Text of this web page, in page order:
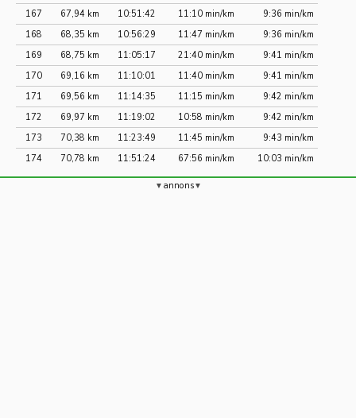
167
67,94 km 10:51:42 11:10 min/km
9:36 min/km
168
68,35 km 10:56:29 11:47 min/km
9:36 min/km
169
68,75 km 11:05:17 21:40 min/km
9:41 min/km
170
69,16 km 11:10:01 11:40 min/km
9:41 min/km
171
69,56 km 11:14:35 11:15 min/km
9:42 min/km
172
69,97 km 11:19:02 10:58 min/km
9:42 min/km
173
70,38 km 11:23:49 11:45 min/km
9:43 min/km
174
70,78 km 11:51:24 67:56 min/km 10:03 min/km
annons